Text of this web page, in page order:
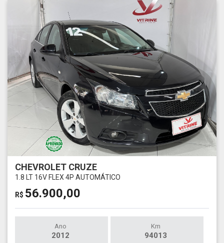
CHEVROLET CRUZE
1.8 LT 16V FLEX 4P AUTOMÁTICO
R$ 56.900,00
Ano
2012
Km
94013